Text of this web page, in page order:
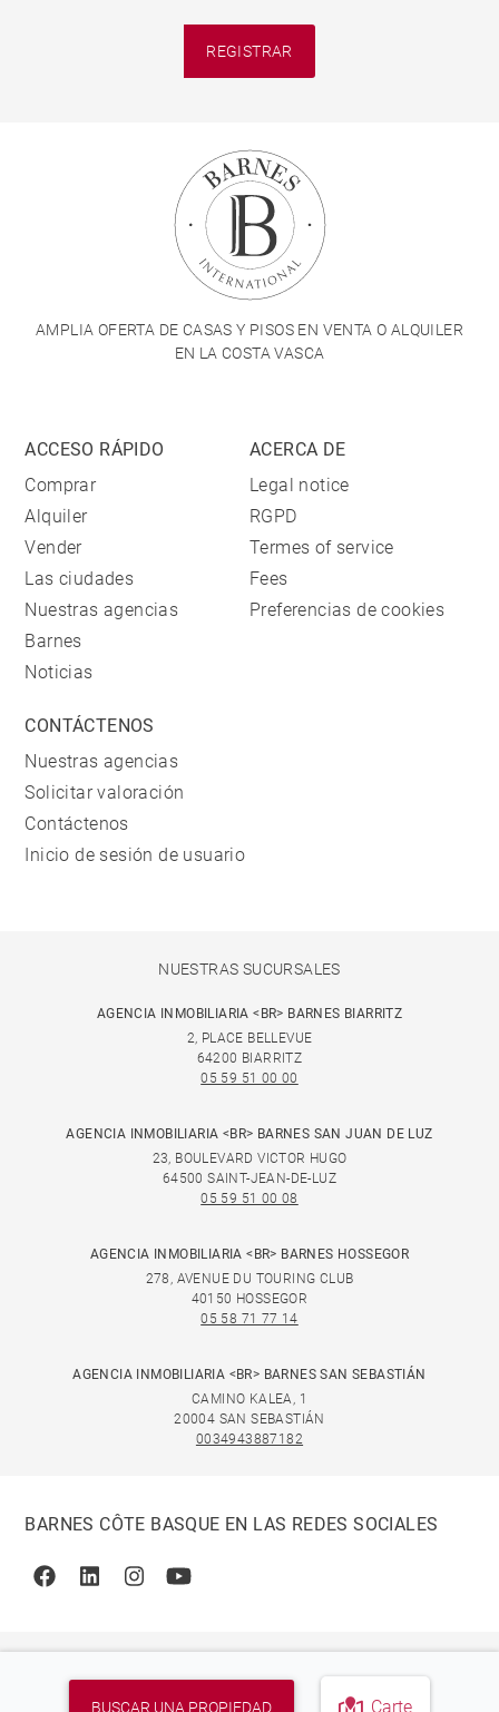
BUSCAR UNA PROPIEDAD Carte
REGISTRAR
AMPLIA OFERTA DE CASAS Y PISOS EN VENTA O ALQUILER
EN LA COSTA VASCA
ACCESO RÁPIDO
Comprar
Alquiler
Vender
Las ciudades
Nuestras agencias
Barnes
Noticias
ACERCA DE
Legal notice
RGPD
Termes of service
Fees
Preferencias de cookies
CONTÁCTENOS
Nuestras agencias
Solicitar valoración
Contáctenos
Inicio de sesión de usuario
NUESTRAS SUCURSALES
AGENCIA INMOBILIARIA <BR> BARNES BIARRITZ
2, PLACE BELLEVUE
64200 BIARRITZ
05 59 51 00 00
AGENCIA INMOBILIARIA <BR> BARNES SAN JUAN DE LUZ
23, BOULEVARD VICTOR HUGO
64500 SAINT-JEAN-DE-LUZ
05 59 51 00 08
AGENCIA INMOBILIARIA <BR> BARNES HOSSEGOR
278, AVENUE DU TOURING CLUB
40150 HOSSEGOR
05 58 71 77 14
AGENCIA INMOBILIARIA <BR> BARNES SAN SEBASTIÁN
CAMINO KALEA, 1
20004 SAN SEBASTIÁN
0034943887182
BARNES CÔTE BASQUE EN LAS REDES SOCIALES
FacebookLinkedinInstagramYoutube